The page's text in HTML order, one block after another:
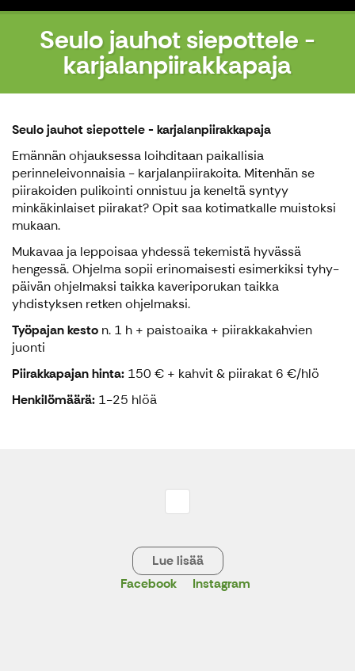
Seulo jauhot siepottele -
karjalanpiirakkapaja
Seulo jauhot siepottele - karjalanpiirakkapaja
Emännän ohjauksessa loihditaan paikallisia
perinneleivonnaisia - karjalanpiirakoita. Mitenhän se
piirakoiden pulikointi onnistuu ja keneltä syntyy
minkäkinlaiset piirakat? Opit saa kotimatkalle muistoksi
mukaan.
Mukavaa ja leppoisaa yhdessä tekemistä hyvässä
hengessä. Ohjelma sopii erinomaisesti esimerkiksi tyhy-
päivän ohjelmaksi taikka kaveriporukan taikka
yhdistyksen retken ohjelmaksi.
Työpajan kesto n. 1 h + paistoaika + piirakkakahvien
juonti
Piirakkapajan hinta: 150 € + kahvit & piirakat 6 €/hlö
Henkilömäärä: 1-25 hlöä
Lue lisää
Facebook
Instagram